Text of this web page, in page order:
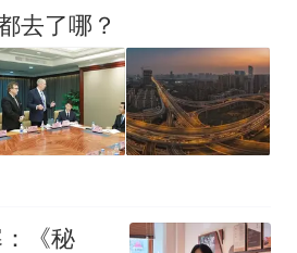
去了哪？
《秘